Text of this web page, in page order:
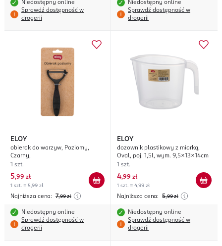
Niedostępny online
Sprawdź dostępność w
drogerii
Niedostępny online
Sprawdź dostępność w
drogerii
ELOY
obierak do warzyw, Poziomy,
Czarny,
1 szt.
5,99 zł
1 szt. = 5,99 zł
Najniższa cena: 7,99 zł
Niedostępny online
Sprawdź dostępność w
drogerii
ELOY
dozownik plastikowy z miarką,
Oval, poj. 1,5l, wym. 9,5x13x14cm
1 szt.
4,99 zł
1 szt. = 4,99 zł
Najniższa cena: 5,99 zł
Niedostępny online
Sprawdź dostępność w
drogerii